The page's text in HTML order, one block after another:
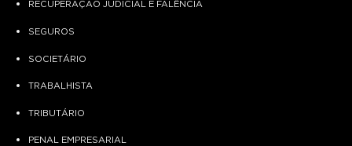
RECUPERAÇÃO JUDICIAL E FALÊNCIA
SEGUROS
SOCIETÁRIO
TRABALHISTA
TRIBUTÁRIO
PENAL EMPRESARIAL